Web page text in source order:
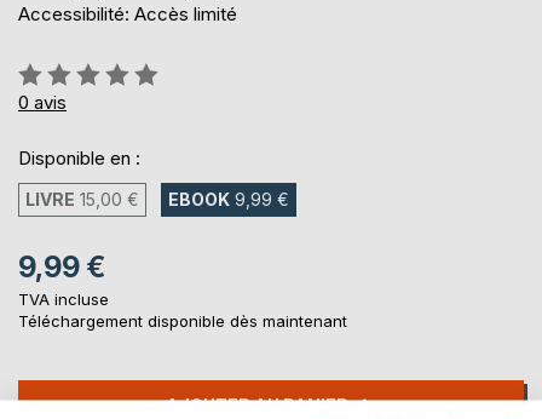
Accessibilité: Accès limité
Évaluation:
0%
0 avis
Disponible en :
LIVRE 15,00 € EBOOK 9,99 €
9,99 €
TVA incluse
Téléchargement disponible dès maintenant
AJOUTER AU PANIER